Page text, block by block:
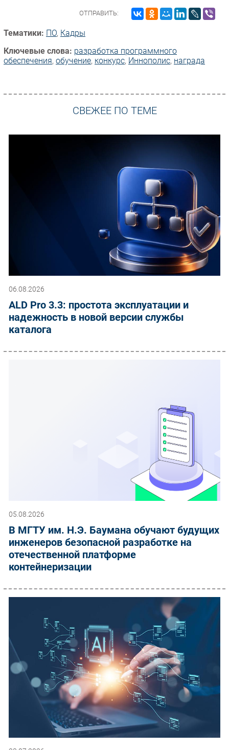
ОТПРАВИТЬ:
Тематики: ПО, Кадры
Ключевые слова: разработка программного
обеспечения, обучение, конкурс, Иннополис, награда
СВЕЖЕЕ ПО ТЕМЕ
06.08.2026
ALD Pro 3.3: простота эксплуатации и
надежность в новой версии службы
каталога
05.08.2026
В МГТУ им. Н.Э. Баумана обучают будущих
инженеров безопасной разработке на
отечественной платформе
контейнеризации